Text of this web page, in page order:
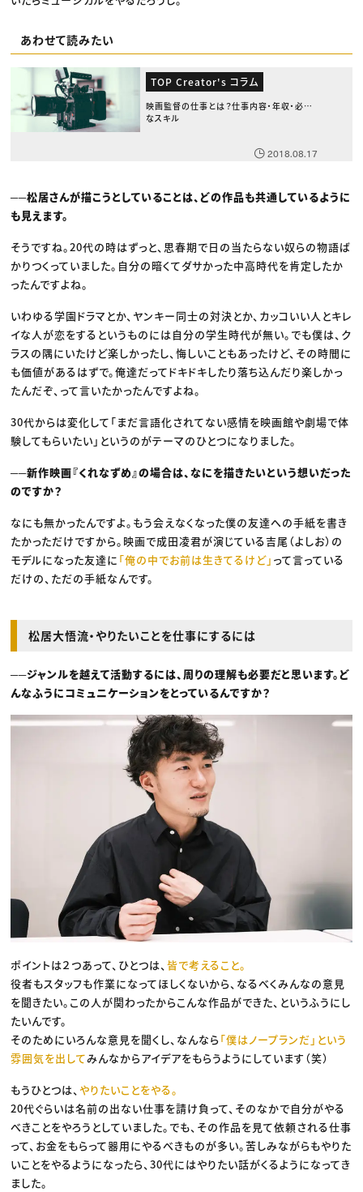
あわせて読みたい
TOP Creator's コラム
映画監督の仕事とは？仕事内容・年収・必要
なスキル
2018.08.17
──松居さんが描こうとしていることは、どの作品も共通しているように
も見えます。
そうですね。20代の時はずっと、思春期で日の当たらない奴らの物語ば
かりつくっていました。自分の暗くてダサかった中高時代を肯定したか
ったんですよね。
いわゆる学園ドラマとか、ヤンキー同士の対決とか、カッコいい人とキレ
イな人が恋をするというものには自分の学生時代が無い。でも僕は、ク
ラスの隅にいたけど楽しかったし、悔しいこともあったけど、その時間に
も価値があるはずで。俺達だってドキドキしたり落ち込んだり楽しかっ
たんだぞ、って言いたかったんですよね。
30代からは変化して「まだ言語化されてない感情を映画館や劇場で体
験してもらいたい」というのがテーマのひとつになりました。
──新作映画『くれなずめ』の場合は、なにを描きたいという想いだった
のですか？
なにも無かったんですよ。もう会えなくなった僕の友達への手紙を書き
たかっただけですから。映画で成田凌君が演じている吉尾（よしお）の
モデルになった友達に 「俺の中でお前は生きてるけど」 って言っている
だけの、ただの手紙なんです。
松居大悟流・やりたいことを仕事にするには
──ジャンルを越えて活動するには、周りの理解も必要だと思います。ど
んなふうにコミュニケーションをとっているんですか？
ポイントは２つあって、ひとつは、皆で考えること。
役者もスタッフも作業になってほしくないから、なるべくみんなの意見
を聞きたい。この人が関わったからこんな作品ができた、というふうにし
たいんです。
そのためにいろんな意見を聞くし、なんなら「僕はノープランだ」という
雰囲気を出してみんなからアイデアをもらうようにしています（笑）
もうひとつは、やりたいことをやる。
20代ぐらいは名前の出ない仕事を請け負って、そのなかで自分がやる
べきことをやろうとしていました。でも、その作品を見て依頼される仕事
って、お金をもらって器用にやるべきものが多い。苦しみながらもやりた
いことをやるようになったら、30代にはやりたい話がくるようになってき
ました。